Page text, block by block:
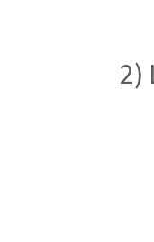
2)